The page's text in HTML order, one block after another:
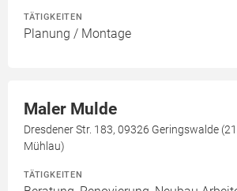
TÄTIGKEITEN
Planung / Montage
Maler Mulde
Dresdener Str. 183, 09326 Geringswalde
Mühlau)
TÄTIGKEITEN